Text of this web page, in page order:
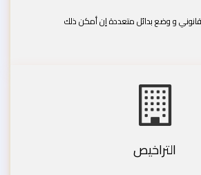
و وضع بدائل متعددة إن أمكن ذلك
التراخيص